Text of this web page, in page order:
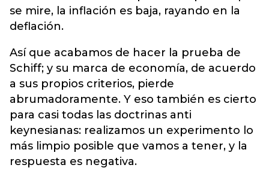
se mire, la inflación es baja, rayando en la
deflación.
Así que acabamos de hacer la prueba de
Schiff; y su marca de economía, de acuerdo
a sus propios criterios, pierde
abrumadoramente. Y eso también es cierto
para casi todas las doctrinas anti
keynesianas: realizamos un experimento lo
más limpio posible que vamos a tener, y la
respuesta es negativa.